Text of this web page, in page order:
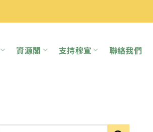
資源閣 支持穆宣 聯絡我們